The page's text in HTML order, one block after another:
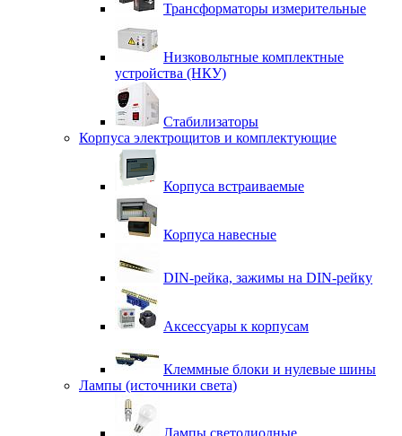
Трансформаторы измерительные
Низковольтные комплектные
устройства (НКУ)
Стабилизаторы
Корпуса электрощитов и комплектующие
Корпуса встраиваемые
Корпуса навесные
DIN-рейка, зажимы на DIN-рейку
Аксессуары к корпусам
Клеммные блоки и нулевые шины
Лампы (источники света)
Лампы светодиодные